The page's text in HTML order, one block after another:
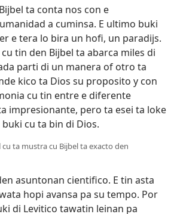
ta conta nos con e
a cuminsa. E ultimo buki
e tera lo bira un hofi, un paradijs.
tin den Bijbel ta abarca miles di
parti di un manera of otro ta
kico ta Dios su proposito y con
cu tin entre e diferente
impresionante, pero ta esei ta loke
cu ta bin di Dios.
ta mustra cu Bijbel ta exacto den
asuntonan cientifico. E tin asta
hopi avansa pa su tempo. Por
di Levitico tawatin leinan pa